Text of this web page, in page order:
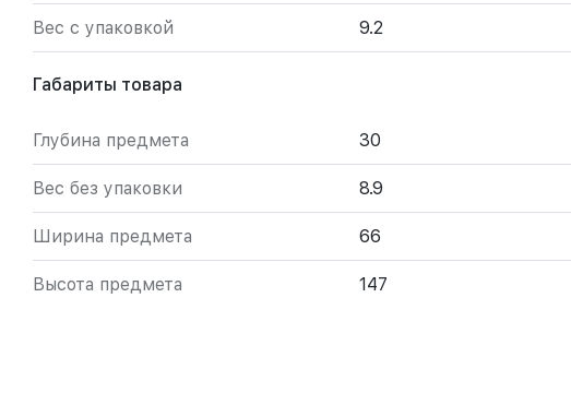
Вес с упаковкой 9.2
Габариты товара
Глубина предмета 30
Вес без упаковки 8.9
Ширина предмета 66
Высота предмета 147